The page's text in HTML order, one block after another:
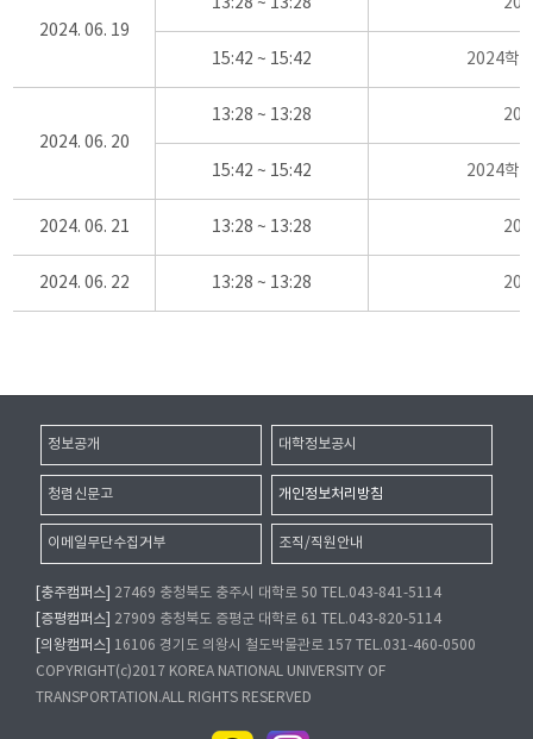
2024. 06. 19
15:42 ~ 15:42 2024학
2024. 06. 20
13:28 ~ 13:28
15:42 ~ 15:42 2024학
2024. 06. 21 13:28 ~ 13:28
2024. 06. 22 13:28 ~ 13:28
정보공개 대학정보공시
청렴신문고 개인정보처리방침
이메일무단수집거부 조직/직원안내
[충주캠퍼스]
27469 충청북도 충주시 대학로 50 TEL.043-841-5114
[증평캠퍼스]
27909 충청북도 증평군 대학로 61 TEL.043-820-5114
[의왕캠퍼스]
16106 경기도 의왕시 철도박물관로 157 TEL.031-460-0500
COPYRIGHT(c)2017 KOREA NATIONAL UNIVERSITY OF
TRANSPORTATION.ALL RIGHTS RESERVED